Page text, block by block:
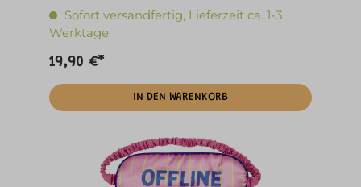
Sofort versandfertig, Lieferzeit ca. 1-3
Werktage
19,90 €*
IN DEN WARENKORB